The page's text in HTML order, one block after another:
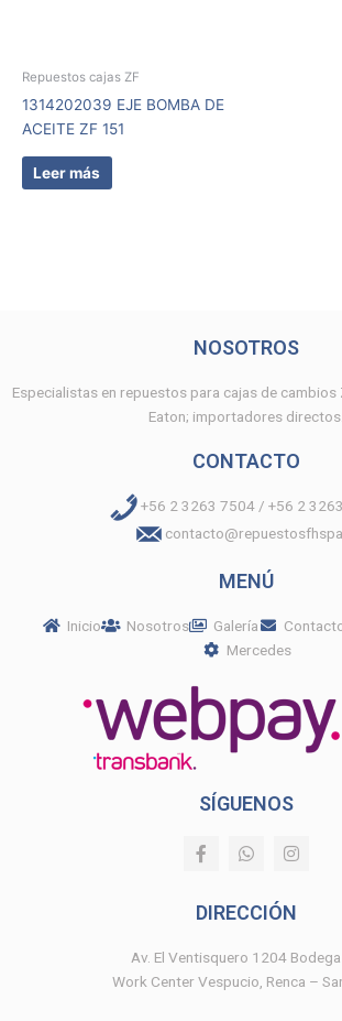
Repuestos cajas ZF
1314202039 EJE BOMBA DE
ACEITE ZF 151
Leer más
NOSOTROS
Especialistas en repuestos para cajas de cambios
Eaton; importadores directos.
CONTACTO
+56 2 3263 7504 / +56 2
MENÚ
Inicio Nosotros Galería
Mercedes
SÍGUENOS
F
a
b
o
k
-
W
h
s
p
p
I
n
a
r
a
m
DIRECCIÓN
Av. El Ventisquero 1204
Work Center Vespucio, Renca –